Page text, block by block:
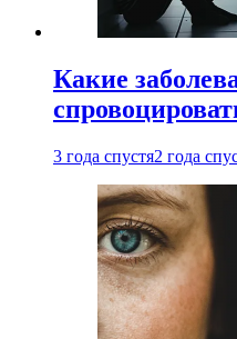
Какие
3 года спустя2 года